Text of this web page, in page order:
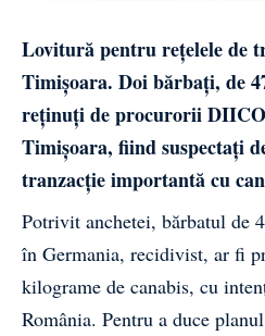
Lovitură pentru rețelele de
Timișoara. Doi bărbați, de
reținuți de procurorii
Timișoara, fiind suspectați
tranzacție importantă cu
Potrivit anchetei, bărbatul de
în Germania, recidivist, ar fi
kilograme de canabis, cu
România. Pentru a duce